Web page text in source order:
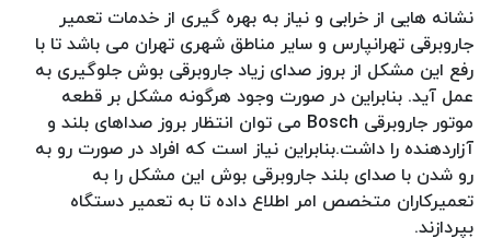
نشانه هایی از خرابی و نیاز به بهره گیری از خدمات تعمیر
جاروبرقی تهرانپارس و سایر مناطق شهری تهران می باشد تا با
رفع این مشکل از بروز صدای زیاد جاروبرقی بوش جلوگیری به
عمل آید. بنابراین در صورت وجود هرگونه مشکل بر قطعه
موتور جاروبرقی Bosch می توان انتظار بروز صداهای بلند و
آزاردهنده را داشت.بنابراین نیاز است که افراد در صورت رو به
رو شدن با صدای بلند جاروبرقی بوش این مشکل را به
تعمیرکاران متخصص امر اطلاع داده تا به تعمیر دستگاه
بپردازند.